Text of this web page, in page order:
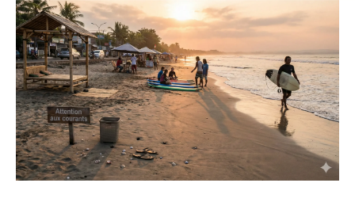
Aller
contenu